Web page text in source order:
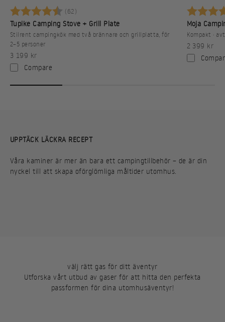
Betyg: (62)
Tupike Camping Stove + Grill Plate
Stilrent campingkök med två brännare och grillplatta, för
2–5 personer
REA-pris
3 199 kr
Compare
Betyg:
Moja
Kompakt ·
REA-pris
2 399 kr
UPPTÄCK LÄCKRA RECEPT
Våra kaminer är mer än bara ett campingtillbehör – de är din
nyckel till att skapa oförglömliga måltider utomhus.
välj rätt gas för ditt äventyr
Utforska vårt utbud av gaser för att hitta den perfekta
passformen för dina utomhusäventyr!